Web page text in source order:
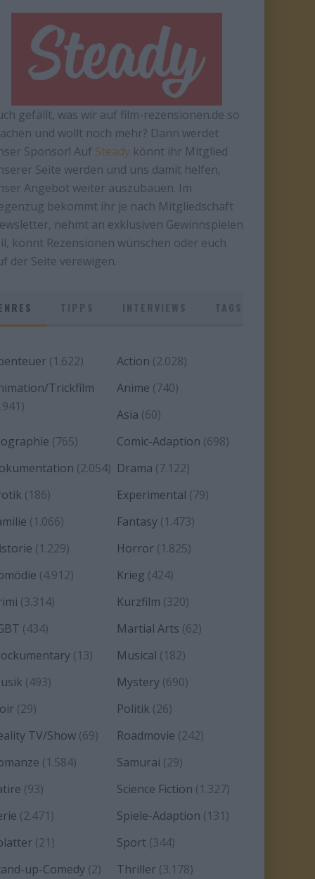
gefällt, was wir auf film-rezensionen.de so
und wollt noch mehr? Dann werdet
Sponsor! Auf Steady könnt ihr Mitglied
Seite werden und uns damit helfen,
Angebot weiter auszubauen. Im
bekommt ihr je nach Mitgliedschaft
nehmt an exklusiven Gewinnspielen
könnt Rezensionen wünschen oder euch
der Seite verewigen.
(1.622) Action (2.028)
Trickfilm
Anime (740)
Asia (60)
(765) Comic-Adaption (698)
(2.054) Drama (7.122)
(186) Experimental (79)
(1.066) Fantasy(1.473)
(1.229) Horror(1.825)
(4.912) Krieg (424)
(3.314) Kurzfilm (320)
(434) Martial Arts (62)
(13) Musical (182)
(493) Mystery(690)
(29) Politik (26)
TV/Show (69) Roadmovie (242)
(1.584) Samurai (29)
(93) Science Fiction (1.327)
(2.471) Spiele-Adaption (131)
(21) Sport(344)
up-Comedy (2) Thriller(3.178)